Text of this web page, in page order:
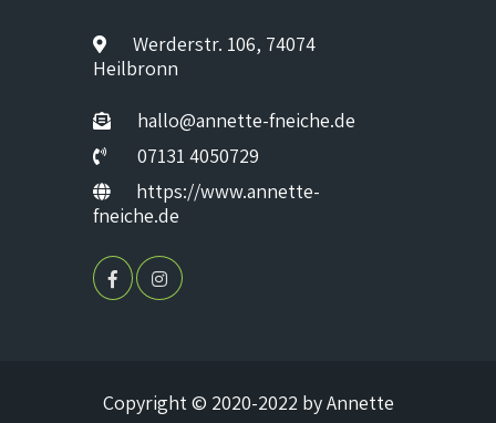
Werderstr. 106, 74074
Heilbronn
hallo@annette-fneiche.de
07131 4050729
https://www.annette-
fneiche.de
Copyright © 2020-2022 by Annette